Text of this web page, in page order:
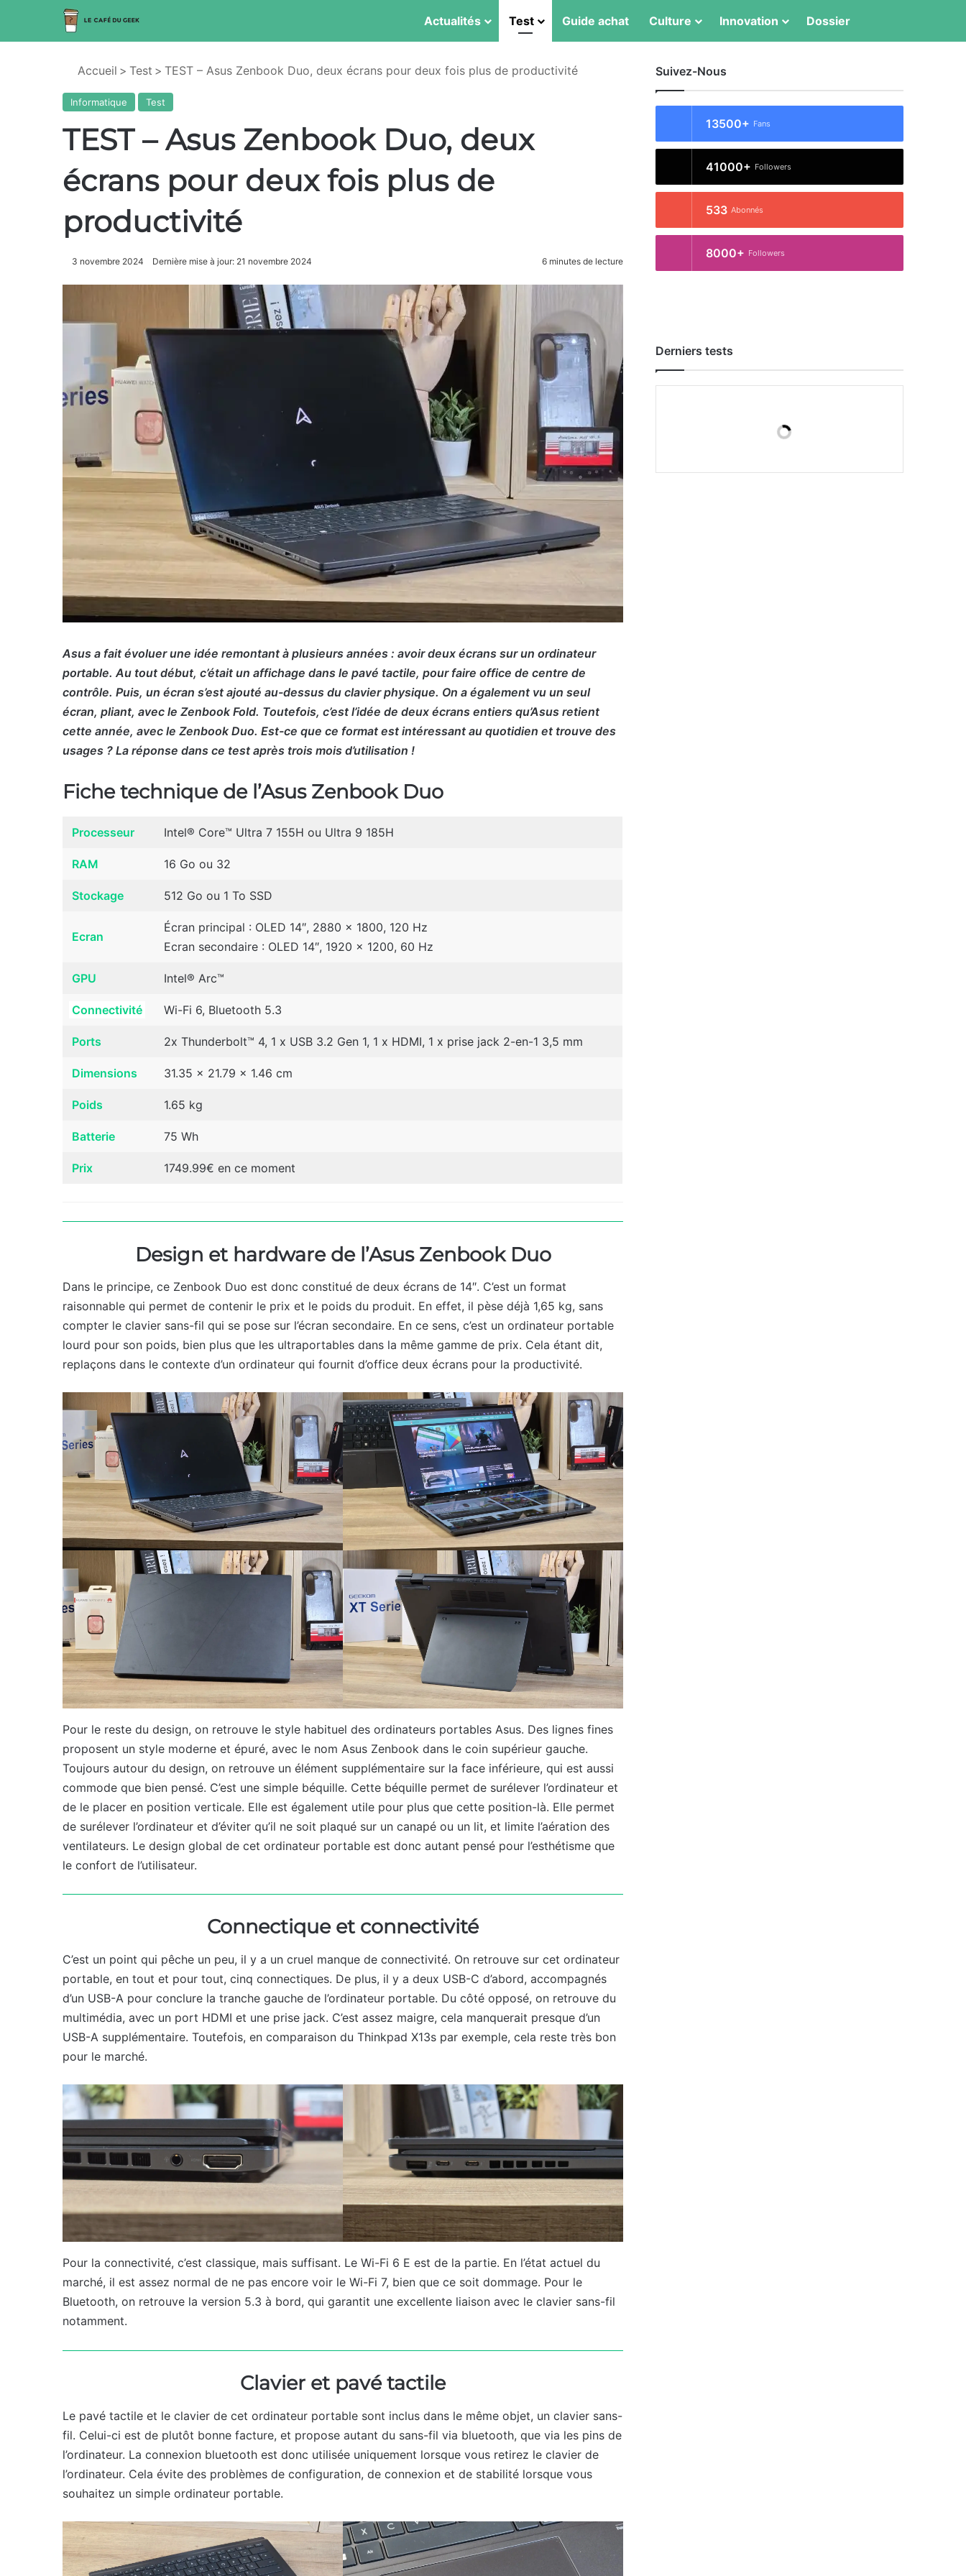
Actualités Test Guide achat Culture Innovation Dossier
Accueil > Test > TEST – Asus Zenbook Duo, deux écrans pour deux fois plus de productivité
Informatique Test
TEST – Asus Zenbook Duo, deux
écrans pour deux fois plus de
productivité
3 novembre 2024 Dernière mise à jour: 21 novembre 2024 6 minutes de lecture
Asus a fait évoluer une idée remontant à plusieurs années : avoir deux écrans sur un ordinateur
portable. Au tout début, c’était un affichage dans le pavé tactile, pour faire office de centre de
contrôle. Puis, un écran s’est ajouté au-dessus du clavier physique. On a également vu un seul
écran, pliant, avec le Zenbook Fold. Toutefois, c’est l’idée de deux écrans entiers qu’Asus retient
cette année, avec le Zenbook Duo. Est-ce que ce format est intéressant au quotidien et trouve des
usages ? La réponse dans ce test après trois mois d’utilisation !
Fiche technique de l’Asus Zenbook Duo
Processeur Intel® Core™ Ultra 7 155H ou Ultra 9 185H
RAM 16 Go ou 32
Stockage 512 Go ou 1 To SSD
Ecran
Écran principal : OLED 14″, 2880 x 1800, 120 Hz
Ecran secondaire : OLED 14″, 1920 x 1200, 60 Hz
GPU Intel® Arc™
Connectivité Wi-Fi 6, Bluetooth 5.3
Ports 2x Thunderbolt™ 4, 1 x USB 3.2 Gen 1, 1 x HDMI, 1 x prise jack 2-en-1 3,5 mm
Dimensions 31.35 x 21.79 x 1.46 cm
Poids 1.65 kg
Batterie 75 Wh
Prix 1749.99€ en ce moment
Design et hardware de l’Asus Zenbook Duo
Dans le principe, ce Zenbook Duo est donc constitué de deux écrans de 14″. C’est un format
raisonnable qui permet de contenir le prix et le poids du produit. En effet, il pèse déjà 1,65 kg, sans
compter le clavier sans-fil qui se pose sur l’écran secondaire. En ce sens, c’est un ordinateur portable
lourd pour son poids, bien plus que les ultraportables dans la même gamme de prix. Cela étant dit,
replaçons dans le contexte d’un ordinateur qui fournit d’office deux écrans pour la productivité.
Pour le reste du design, on retrouve le style habituel des ordinateurs portables Asus. Des lignes fines
proposent un style moderne et épuré, avec le nom Asus Zenbook dans le coin supérieur gauche.
Toujours autour du design, on retrouve un élément supplémentaire sur la face inférieure, qui est aussi
commode que bien pensé. C’est une simple béquille. Cette béquille permet de surélever l’ordinateur et
de le placer en position verticale. Elle est également utile pour plus que cette position-là. Elle permet
de surélever l’ordinateur et d’éviter qu’il ne soit plaqué sur un canapé ou un lit, et limite l’aération des
ventilateurs. Le design global de cet ordinateur portable est donc autant pensé pour l’esthétisme que
le confort de l’utilisateur.
Connectique et connectivité
C’est un point qui pêche un peu, il y a un cruel manque de connectivité. On retrouve sur cet ordinateur
portable, en tout et pour tout, cinq connectiques. De plus, il y a deux USB-C d’abord, accompagnés
d’un USB-A pour conclure la tranche gauche de l’ordinateur portable. Du côté opposé, on retrouve du
multimédia, avec un port HDMI et une prise jack. C’est assez maigre, cela manquerait presque d’un
USB-A supplémentaire. Toutefois, en comparaison du Thinkpad X13s par exemple, cela reste très bon
pour le marché.
Pour la connectivité, c’est classique, mais suffisant. Le Wi-Fi 6 E est de la partie. En l’état actuel du
marché, il est assez normal de ne pas encore voir le Wi-Fi 7, bien que ce soit dommage. Pour le
Bluetooth, on retrouve la version 5.3 à bord, qui garantit une excellente liaison avec le clavier sans-fil
notamment.
Clavier et pavé tactile
Le pavé tactile et le clavier de cet ordinateur portable sont inclus dans le même objet, un clavier sans-
fil. Celui-ci est de plutôt bonne facture, et propose autant du sans-fil via bluetooth, que via les pins de
l’ordinateur. La connexion bluetooth est donc utilisée uniquement lorsque vous retirez le clavier de
l’ordinateur. Cela évite des problèmes de configuration, de connexion et de stabilité lorsque vous
souhaitez un simple ordinateur portable.
Suivez-Nous
13500+ Fans
41000+ Followers
533 Abonnés
8000+ Followers
Derniers tests